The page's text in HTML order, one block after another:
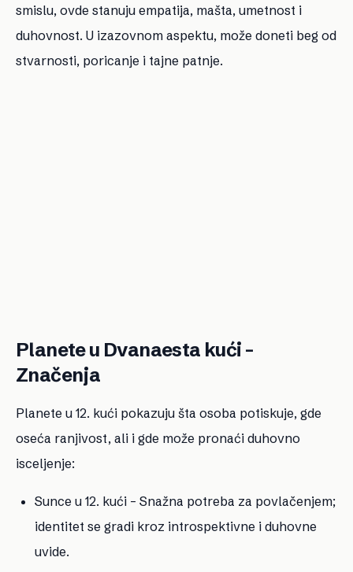
smislu, ovde stanuju empatija, mašta, umetnost i
duhovnost. U izazovnom aspektu, može doneti beg od
stvarnosti, poricanje i tajne patnje.
Planete u Dvanaesta kući –
Značenja
Planete u 12. kući pokazuju šta osoba potiskuje, gde
oseća ranjivost, ali i gde može pronaći duhovno
isceljenje:
Sunce u 12. kući – Snažna potreba za povlačenjem;
identitet se gradi kroz introspektivne i duhovne
uvide.